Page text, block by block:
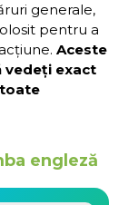
generale,
pentru a
Aceste
vedeți exact
engleză